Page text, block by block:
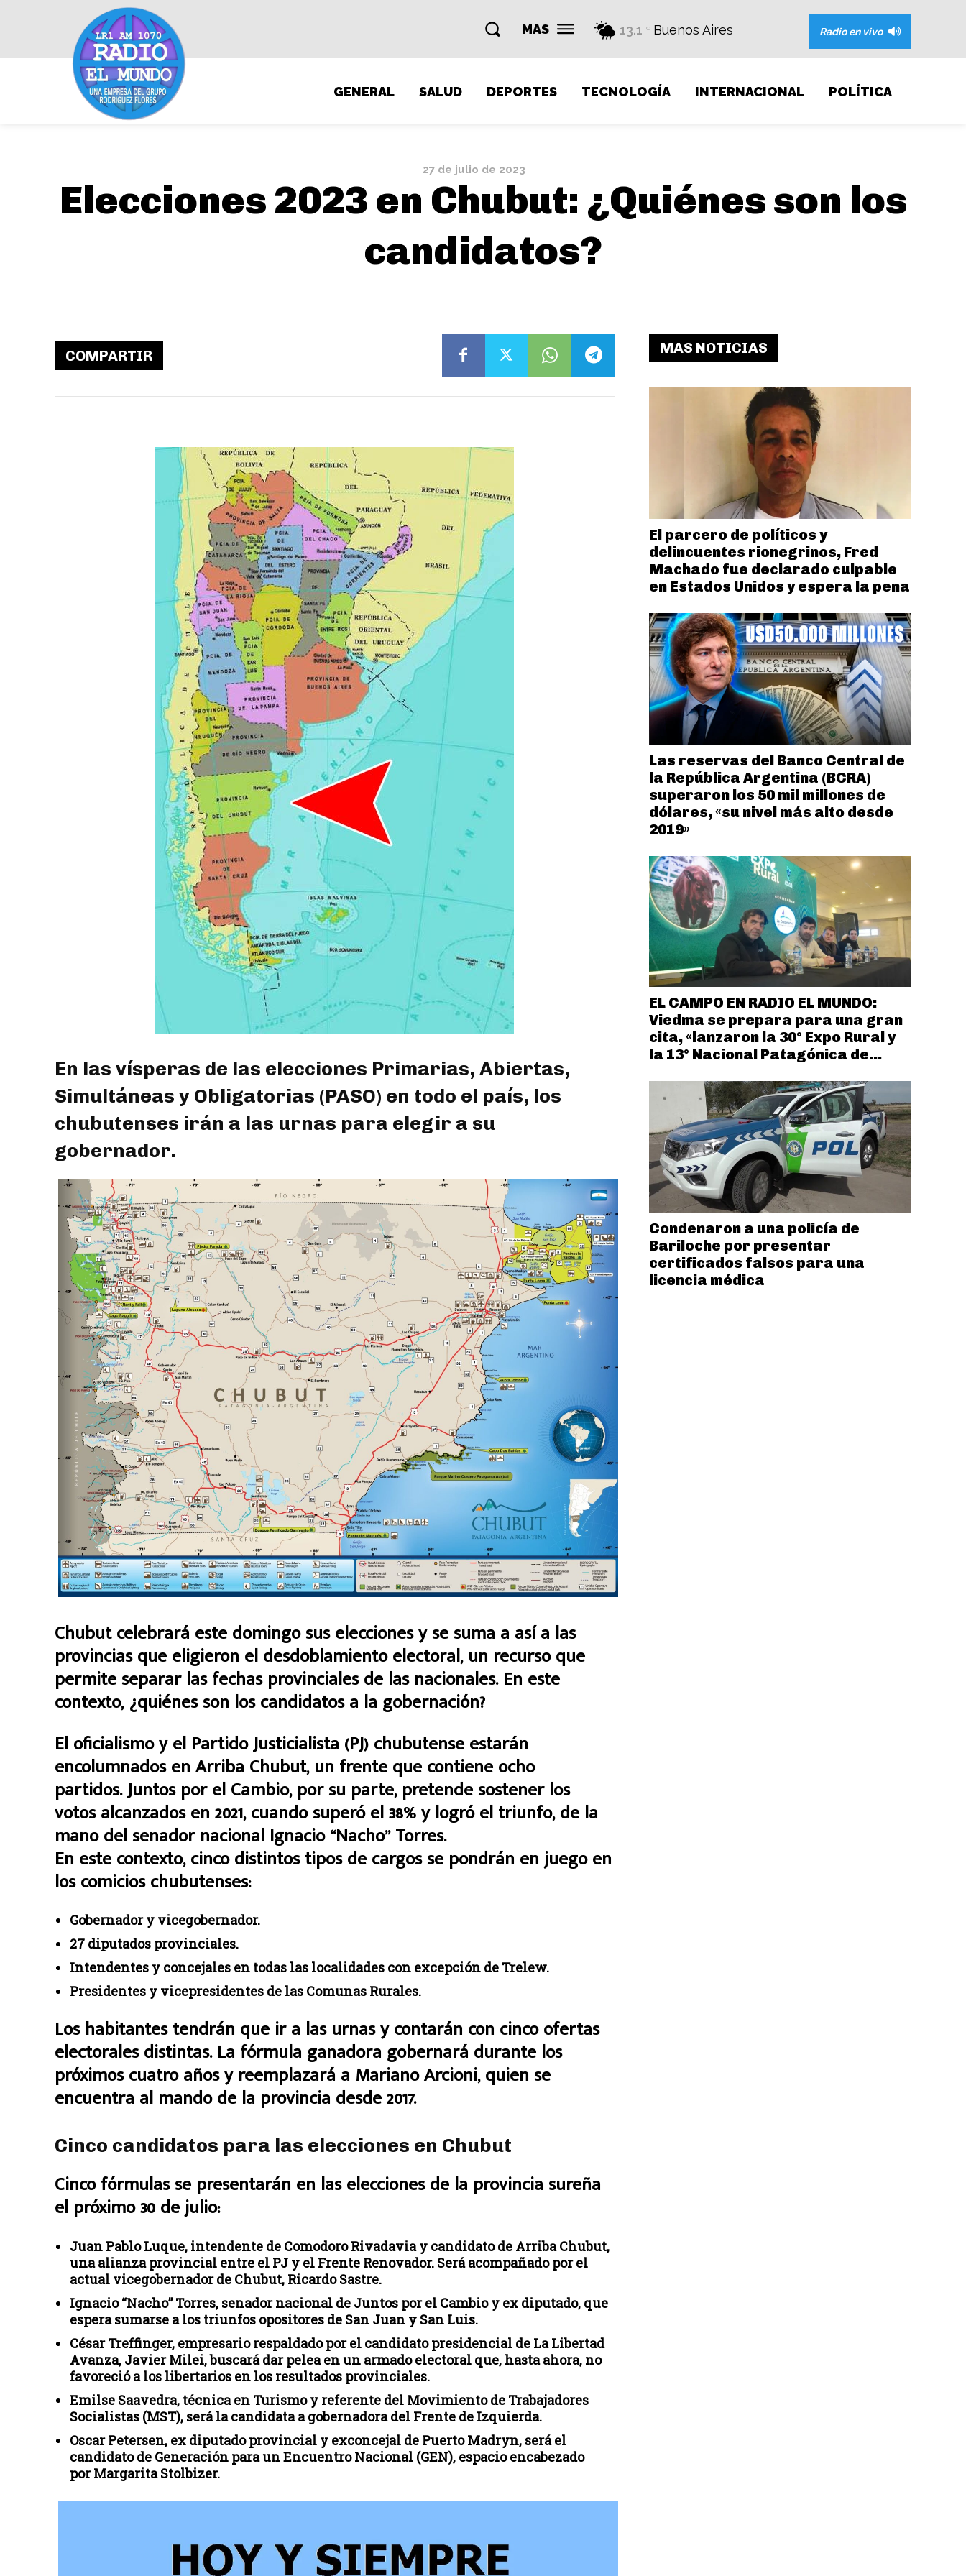
MAS 13.1 C Buenos Aires Radio en vivo
GENERAL SALUD DEPORTES TECNOLOGÍA INTERNACIONAL POLÍTICA
27 de julio de 2023
Elecciones 2023 en Chubut: ¿Quiénes son los
candidatos?
COMPARTIR
En las vísperas de las elecciones Primarias, Abiertas,
Simultáneas y Obligatorias (PASO) en todo el país, los
chubutenses irán a las urnas para elegir a su
gobernador.
Chubut celebrará este domingo sus elecciones y se suma a así a las
provincias que eligieron el desdoblamiento electoral, un recurso que
permite separar las fechas provinciales de las nacionales. En este
contexto, ¿quiénes son los candidatos a la gobernación?
El oficialismo y el Partido Justicialista (PJ) chubutense estarán
encolumnados en Arriba Chubut, un frente que contiene ocho
partidos. Juntos por el Cambio, por su parte, pretende sostener los
votos alcanzados en 2021, cuando superó el 38% y logró el triunfo, de la
mano del senador nacional Ignacio “Nacho” Torres.
En este contexto, cinco distintos tipos de cargos se pondrán en juego en
los comicios chubutenses:
Gobernador y vicegobernador.
27 diputados provinciales.
Intendentes y concejales en todas las localidades con excepción de Trelew.
Presidentes y vicepresidentes de las Comunas Rurales.
Los habitantes tendrán que ir a las urnas y contarán con cinco ofertas
electorales distintas. La fórmula ganadora gobernará durante los
próximos cuatro años y reemplazará a Mariano Arcioni, quien se
encuentra al mando de la provincia desde 2017.
Cinco candidatos para las elecciones en Chubut
Cinco fórmulas se presentarán en las elecciones de la provincia sureña
el próximo 30 de julio:
Juan Pablo Luque, intendente de Comodoro Rivadavia y candidato de Arriba Chubut,
una alianza provincial entre el PJ y el Frente Renovador. Será acompañado por el
actual vicegobernador de Chubut, Ricardo Sastre.
Ignacio “Nacho” Torres, senador nacional de Juntos por el Cambio y ex diputado, que
espera sumarse a los triunfos opositores de San Juan y San Luis.
César Treffinger, empresario respaldado por el candidato presidencial de La Libertad
Avanza, Javier Milei, buscará dar pelea en un armado electoral que, hasta ahora, no
favoreció a los libertarios en los resultados provinciales.
Emilse Saavedra, técnica en Turismo y referente del Movimiento de Trabajadores
Socialistas (MST), será la candidata a gobernadora del Frente de Izquierda.
Oscar Petersen, ex diputado provincial y exconcejal de Puerto Madryn, será el
candidato de Generación para un Encuentro Nacional (GEN), espacio encabezado
por Margarita Stolbizer.
MAS NOTICIAS
El parcero de políticos y
delincuentes rionegrinos, Fred
Machado fue declarado culpable
en Estados Unidos y espera la pena
Las reservas del Banco Central de
la República Argentina (BCRA)
superaron los 50 mil millones de
dólares, «su nivel más alto desde
2019»
EL CAMPO EN RADIO EL MUNDO:
Viedma se prepara para una gran
cita, «lanzaron la 30° Expo Rural y
la 13° Nacional Patagónica de...
Condenaron a una policía de
Bariloche por presentar
certificados falsos para una
licencia médica